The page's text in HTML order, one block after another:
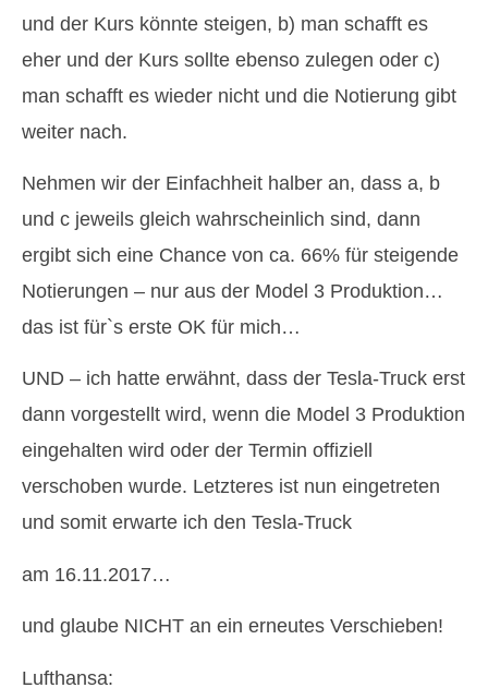
und der Kurs könnte steigen, b) man schafft es
eher und der Kurs sollte ebenso zulegen oder c)
man schafft es wieder nicht und die Notierung gibt
weiter nach.
Nehmen wir der Einfachheit halber an, dass a, b
und c jeweils gleich wahrscheinlich sind, dann
ergibt sich eine Chance von ca. 66% für steigende
Notierungen – nur aus der Model 3 Produktion…
das ist für`s erste OK für mich…
UND – ich hatte erwähnt, dass der Tesla-Truck erst
dann vorgestellt wird, wenn die Model 3 Produktion
eingehalten wird oder der Termin offiziell
verschoben wurde. Letzteres ist nun eingetreten
und somit erwarte ich den Tesla-Truck
am 16.11.2017…
und glaube NICHT an ein erneutes Verschieben!
Lufthansa: